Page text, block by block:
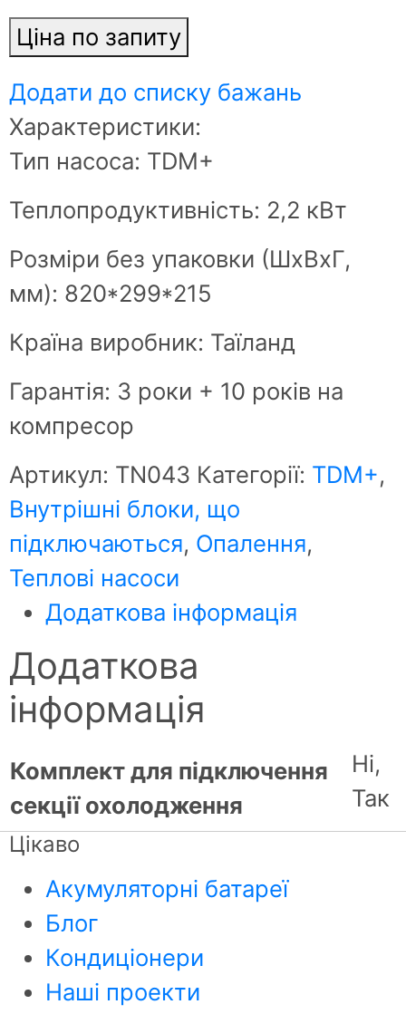
Ціна по запиту
Додати до списку бажань
Характеристики:
Тип насоса: TDM+
Теплопродуктивність: 2,2 кВт
Розміри без упаковки (ШxВxГ,
мм): 820*299*215
Країна виробник: Таїланд
Гарантія: 3 роки + 10 років на
компресор
Артикул: ТN043 Категорії: TDM+,
Внутрішні блоки, що
підключаються, Опалення,
Теплові насоси
Додаткова інформація
Додаткова
інформація
Комплект для підключення
секції охолодження
Ні,
Так
Цікаво
Акумуляторні батареї
Блог
Кондиціонери
Наші проекти